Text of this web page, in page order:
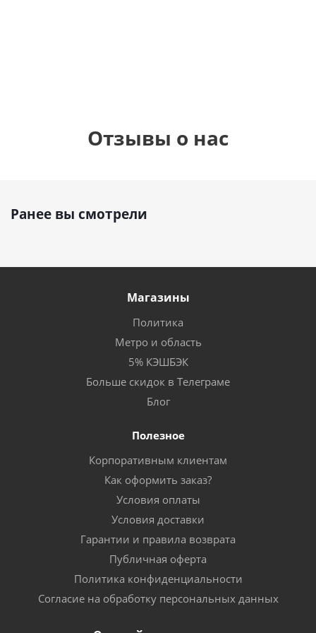
Отзывы о нас
Ранее вы смотрели
Магазины
Политика
Метро и область
5% КЭШБЭК
Больше скидок в Телеграме
Блог
Полезное
Корпоративным клиентам
Как оформить заказ?
Условия оплаты
Условия доставки
Гарантии и правила возврата
Публичная оферта
Политика конфиденциальности
Согласие на обработку персональных данных